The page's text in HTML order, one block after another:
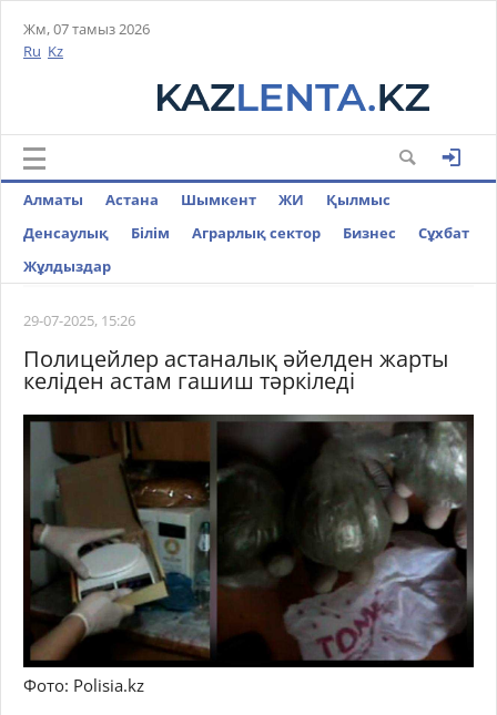
Жм, 07 тамыз 2026
Ru Kz
Алматы Астана Шымкент ЖИ
Қылмыс
Денсаулық
Білім Аграрлық сектор Бизнес
Cұхбат
Жұлдыздар
29-07-2025, 15:26
Полицейлер астаналық әйелден жарты
келіден астам гашиш тәркіледі
Фото: Polisia.kz